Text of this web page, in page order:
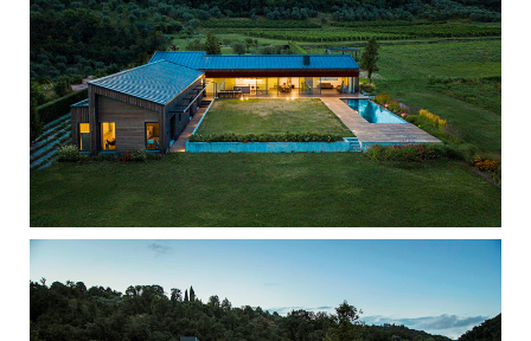
Singola - Bassano del Grappa